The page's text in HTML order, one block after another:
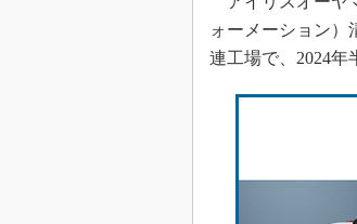
ォーメーション）
連工場で、2024年